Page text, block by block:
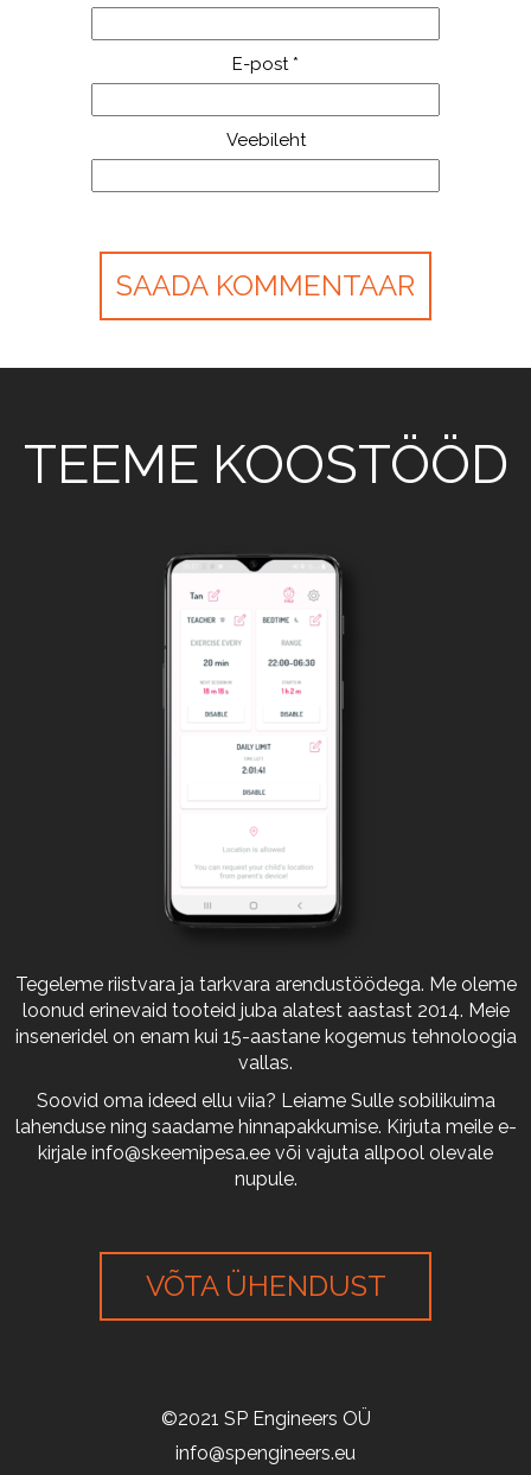
E-post *
Veebileht
TEEME KOOSTÖÖD
Tegeleme riistvara ja tarkvara arendustöödega. Me oleme
loonud erinevaid tooteid juba alatest aastast 2014. Meie
inseneridel on enam kui 15-aastane kogemus tehnoloogia
vallas.
Soovid oma ideed ellu viia? Leiame Sulle sobilikuima
lahenduse ning saadame hinnapakkumise. Kirjuta meile e-
kirjale info@skeemipesa.ee või vajuta allpool olevale
nupule.
VÕTA ÜHENDUST
©2021 SP Engineers OÜ
info@spengineers.eu